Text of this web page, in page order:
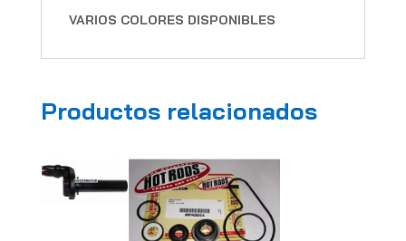
VARIOS COLORES DISPONIBLES
Productos relacionados